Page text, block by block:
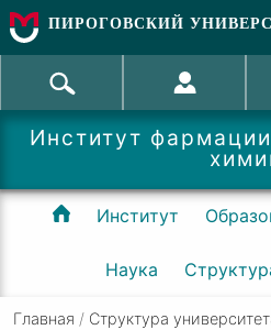
ПИРОГОВСКИЙ
Институт
Институт
Наука
Главная / Структура